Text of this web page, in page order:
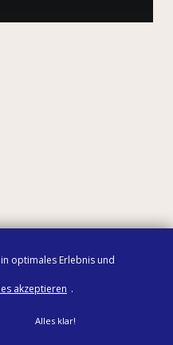
optimales Erlebnis und
akzeptieren .
Alles klar!